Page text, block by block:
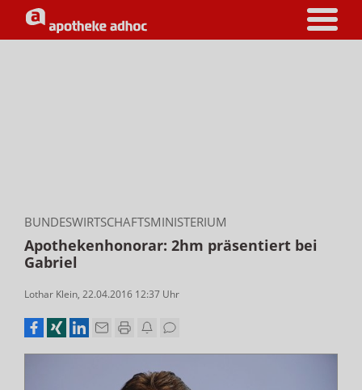
BUNDESWIRTSCHAFTSMINISTERIUM
Apothekenhonorar: 2hm präsentiert bei
Gabriel
Lothar Klein, 22.04.2016 12:37 Uhr